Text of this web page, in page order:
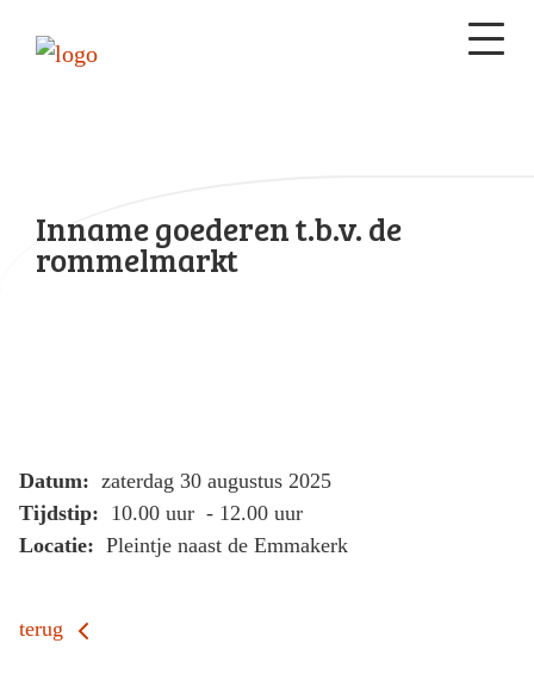
Inname goederen t.b.v. de
rommelmarkt
Datum: zaterdag 30 augustus 2025
Tijdstip: 10.00 uur - 12.00 uur
Locatie: Pleintje naast de Emmakerk
terug